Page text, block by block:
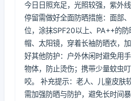
今日日照充足，光照较强，紫外
停留需做好全面防晒措施：面部
位，涂抹SPF20以上、PA++的
帽、太阳镜，穿着长袖防晒衣，
好其他防护：户外休闲时避免用
物体，防止烫伤；携带少量蚊虫
咬。 补充提示：老人、儿童皮肤
需加强防晒与防护，避免长时间